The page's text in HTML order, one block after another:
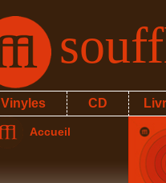
Vinyles CD
Accueil